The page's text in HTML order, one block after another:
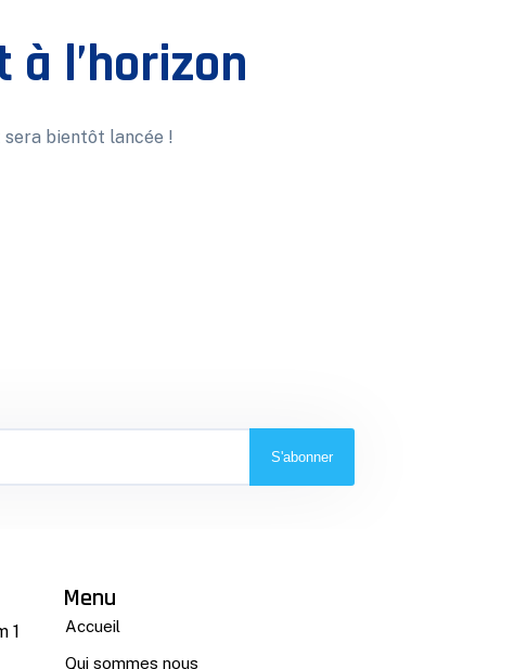
l’horizon
sera bientôt lancée !
S'abonner
1
Menu
Accueil
Qui sommes nous